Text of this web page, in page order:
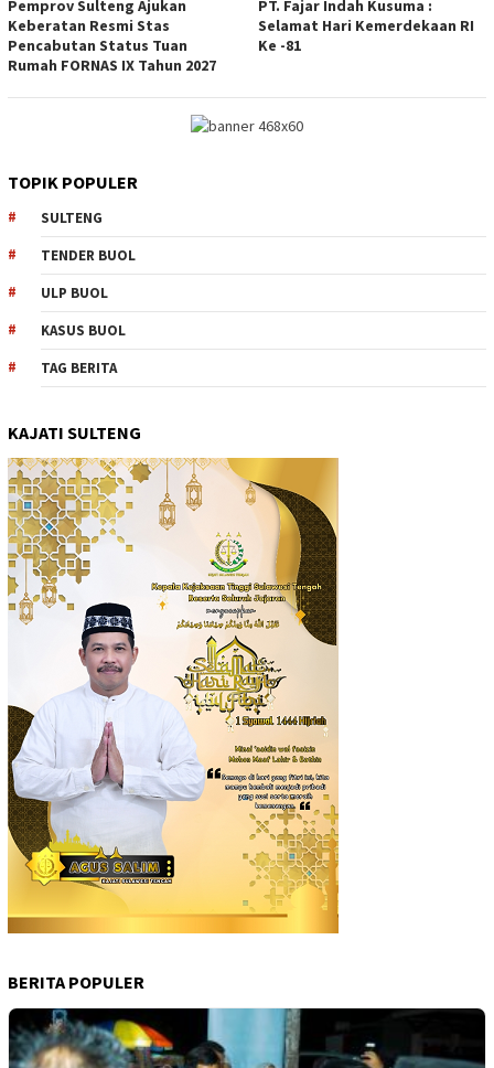
Pemprov Sulteng Ajukan
Keberatan Resmi Stas
Pencabutan Status Tuan
Rumah FORNAS IX Tahun 2027
PT. Fajar Indah Kusuma :
Selamat Hari Kemerdekaan RI
Ke -81
TOPIK POPULER
SULTENG
TENDER BUOL
ULP BUOL
KASUS BUOL
TAG BERITA
KAJATI SULTENG
BERITA POPULER